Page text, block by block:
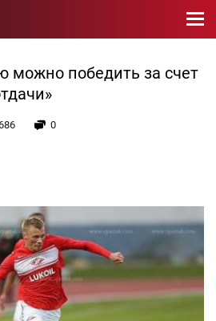
можно победить за счет
0